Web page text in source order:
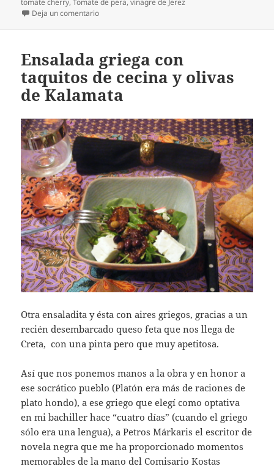
Deja un comentarioen Ensalada de queso, fruta, verdura y cecina con
Ensalada griega con
taquitos de cecina y olivas
de Kalamata
Otra ensaladita y ésta con aires griegos, gracias a un
recién desembarcado queso feta que nos llega de
Creta, con una pinta pero que muy apetitosa.
Así que nos ponemos manos a la obra y en honor a
ese socrático pueblo (Platón era más de raciones de
plato hondo), a ese griego que elegí como optativa
en mi bachiller hace “cuatro días” (cuando el griego
sólo era una lengua), a Petros Márkaris el escritor de
novela negra que me ha proporcionado momentos
memorables de la mano del Comisario Kostas